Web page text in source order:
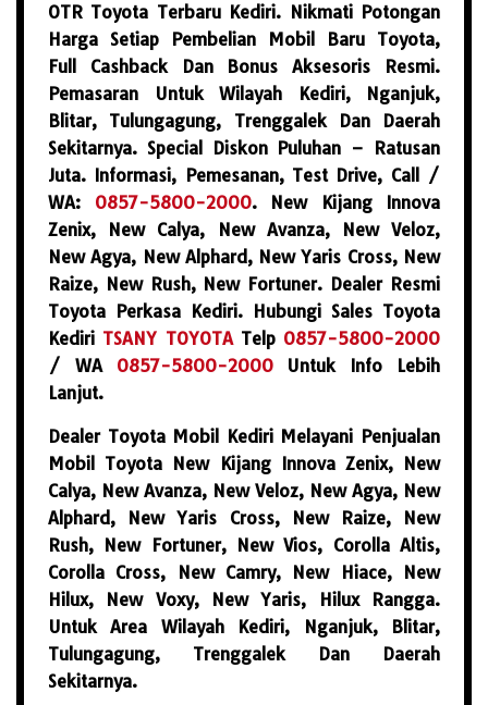
OTR Toyota Terbaru Kediri. Nikmati Potongan
Harga Setiap Pembelian Mobil Baru Toyota,
Full Cashback Dan Bonus Aksesoris Resmi.
Pemasaran Untuk Wilayah Kediri, Nganjuk,
Blitar, Tulungagung, Trenggalek Dan Daerah
Sekitarnya. Special Diskon Puluhan – Ratusan
Juta. Informasi, Pemesanan, Test Drive, Call /
WA: 0857-5800-2000. New Kijang Innova
Zenix, New Calya, New Avanza, New Veloz,
New Agya, New Alphard, New Yaris Cross, New
Raize, New Rush, New Fortuner. Dealer Resmi
Toyota Perkasa Kediri. Hubungi Sales Toyota
Kediri TSANY TOYOTATelp 0857-5800-2000
/ WA 0857-5800-2000Untuk Info Lebih
Lanjut.
Dealer Toyota Mobil Kediri Melayani Penjualan
Mobil Toyota New Kijang Innova Zenix, New
Calya, New Avanza, New Veloz, New Agya, New
Alphard, New Yaris Cross, New Raize, New
Rush, New Fortuner, New Vios, Corolla Altis,
Corolla Cross, New Camry, New Hiace, New
Hilux, New Voxy, New Yaris, Hilux Rangga.
Untuk Area Wilayah Kediri, Nganjuk, Blitar,
Tulungagung, Trenggalek Dan Daerah
Sekitarnya.